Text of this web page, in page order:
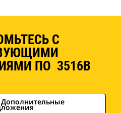
С
ПО 3516B
Дополнительные